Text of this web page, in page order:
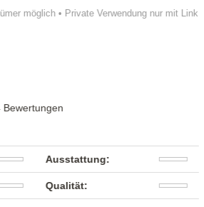
möglich • Private Verwendung nur mit Link
Ausstattung:
Qualität: